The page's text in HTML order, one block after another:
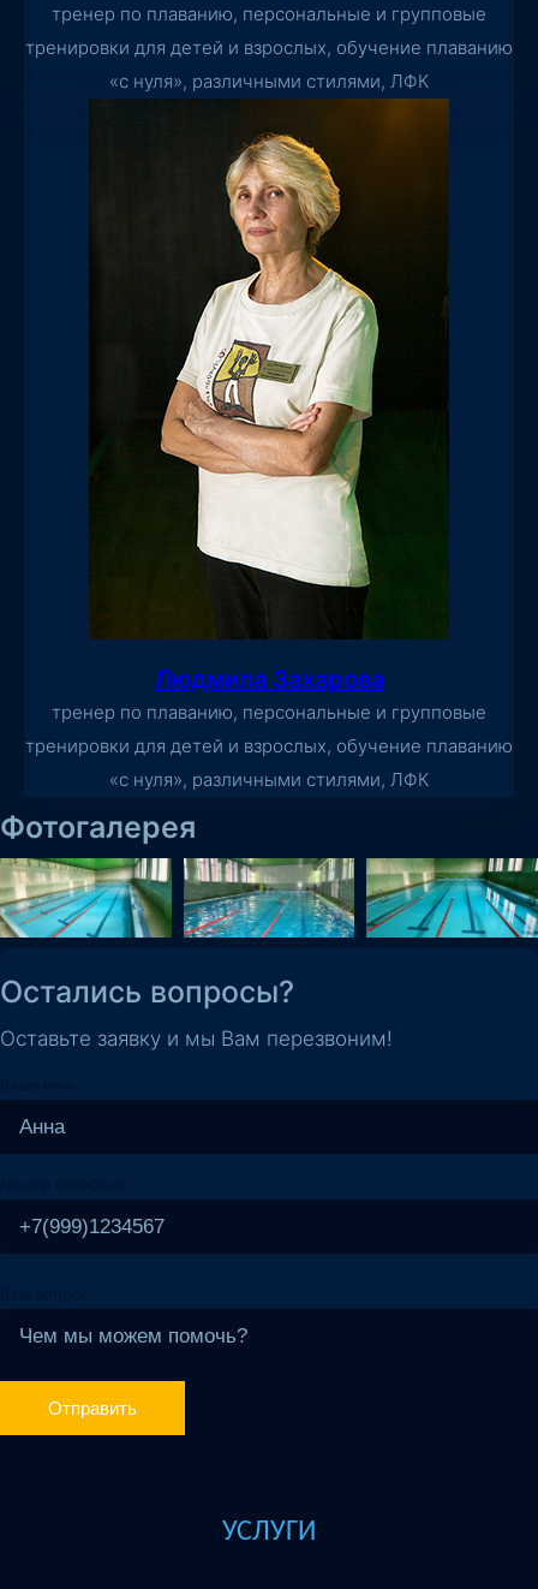
тренер по плаванию, персональные и групповые
тренировки для детей и взрослых, обучение плаванию
«с нуля», различными стилями, ЛФК
Людмила Захарова
тренер по плаванию, персональные и групповые
тренировки для детей и взрослых, обучение плаванию
«с нуля», различными стилями, ЛФК
Фотогалерея
Остались вопросы?
Оставьте заявку и мы Вам перезвоним!
УСЛУГИ